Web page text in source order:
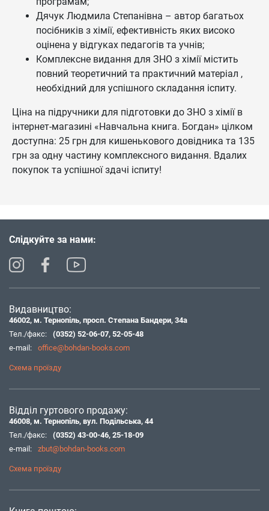
Дячук Людмила Степанівна – автор багатьох
посібників з хімії, ефективність яких високо
оцінена у відгуках педагогів та учнів;
Комплексне видання для ЗНО з хімії містить
повний теоретичний та практичний матеріал ,
необхідний для успішного складання іспиту.
Ціна на підручники для підготовки до ЗНО з хімії в
інтернет-магазині «Навчальна книга. Богдан» цілком
доступна: 25 грн для кишенькового довідника та 135
грн за одну частину комплексного видання. Вдалих
покупок та успішної здачі іспиту!
Слідкуйте за нами:
Видавництво:
46002, м. Тернопіль, просп. Степана Бандери, 34а
Тел./факс:
(0352) 52-06-07, 52-05-48
e-mail:
office@bohdan-books.com
Схема проїзду
Відділ гуртового продажу:
46008, м. Тернопіль, вул. Подільська, 44
Тел./факс:
(0352) 43-00-46, 25-18-09
e-mail:
zbut@bohdan-books.com
Схема проїзду